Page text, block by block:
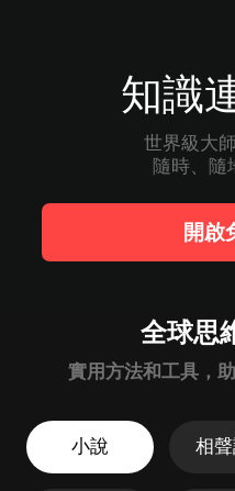
知識
世界級大
隨時、隨
實用方法和工具，